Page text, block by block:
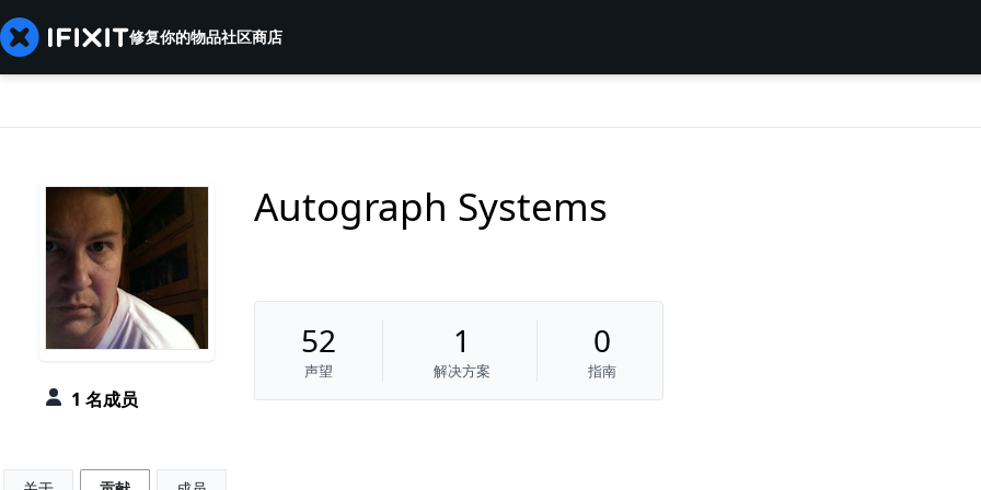
修复你的物品社区商店
1 名成员
Autograph Systems
52
声望
1
解决方案
0
指南